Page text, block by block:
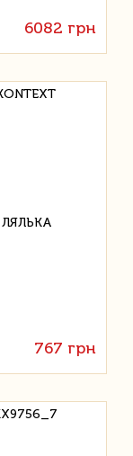
6082 грн
767 грн